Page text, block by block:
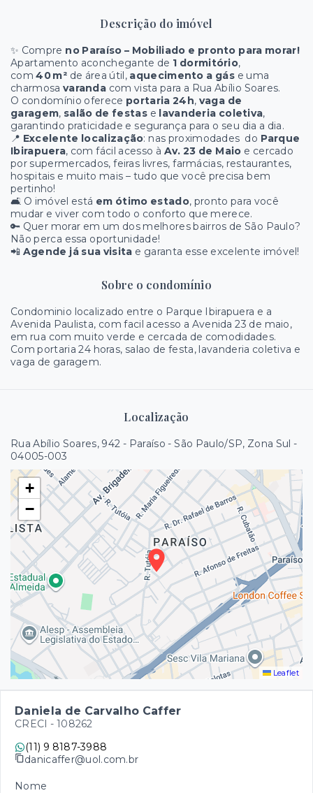
Descrição do imóvel
✨ Compre no Paraíso – Mobiliado e pronto para morar!
Apartamento aconchegante de 1 dormitório,
com40 m²de área útil, aquecimento a gás e uma
charmosa varanda com vista para a Rua Abílio Soares.
O condomínio oferece portaria 24h, vaga de
garagem, salão de festase lavanderia coletiva,
garantindo praticidade e segurança para o seu dia a dia.
📍 Excelente localização: nas proximodades do Parque
Ibirapuera, com fácil acesso à Av. 23 de Maio e cercado
por supermercados, feiras livres, farmácias, restaurantes,
hospitais e muito mais – tudo que você precisa bem
pertinho!
🛋️ O imóvel está em ótimo estado, pronto para você
mudar e viver com todo o conforto que merece.
🔑 Quer morar em um dos melhores bairros de São Paulo?
Não perca essa oportunidade!
📲 Agende já sua visita e garanta esse excelente imóvel!
Sobre o condomínio
Condominio localizado entre o Parque Ibirapuera e a
Avenida Paulista, com facil acesso a Avenida 23 de maio,
em rua com muito verde e cercada de comodidades.
Com portaria 24 horas, salao de festa, lavanderia coletiva e
vaga de garagem.
Localização
Rua Abílio Soares, 942 - Paraíso - São Paulo/SP, Zona Sul -
04005-003
+
−
Leaflet
Daniela de Carvalho Caffer
CRECI - 108262
(11) 9 8187-3988
danicaffer@uol.com.br
Nome